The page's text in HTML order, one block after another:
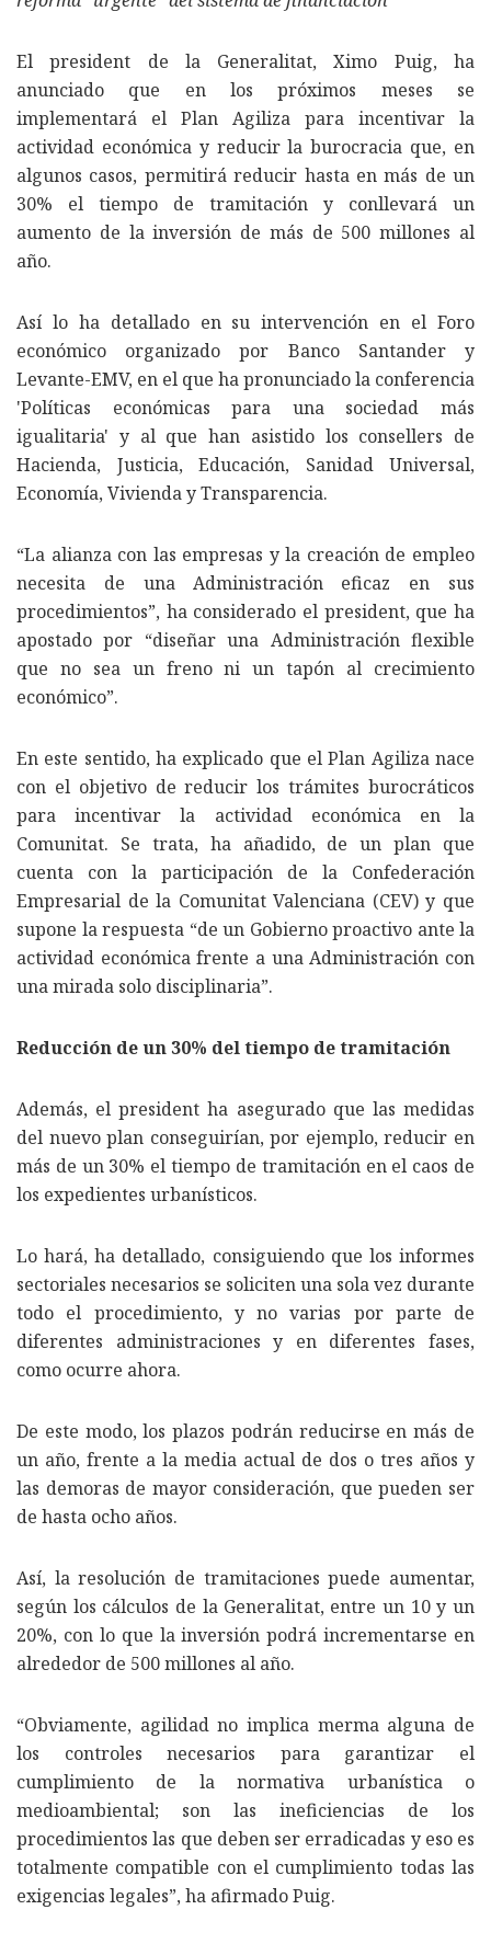
El president de la Generalitat, Ximo Puig, ha
anunciado que en los próximos meses se
implementará el Plan Agiliza para incentivar la
actividad económica y reducir la burocracia que, en
algunos casos, permitirá reducir hasta en más de un
30% el tiempo de tramitación y conllevará un
aumento de la inversión de más de 500 millones al
año.
Así lo ha detallado en su intervención en el Foro
económico organizado por Banco Santander y
Levante-EMV, en el que ha pronunciado la conferencia
'Políticas económicas para una sociedad más
igualitaria' y al que han asistido los consellers de
Hacienda, Justicia, Educación, Sanidad Universal,
Economía, Vivienda y Transparencia.
“La alianza con las empresas y la creación de empleo
necesita de una Administración eficaz en sus
procedimientos”, ha considerado el president, que ha
apostado por “diseñar una Administración flexible
que no sea un freno ni un tapón al crecimiento
económico”.
En este sentido, ha explicado que el Plan Agiliza nace
con el objetivo de reducir los trámites burocráticos
para incentivar la actividad económica en la
Comunitat. Se trata, ha añadido, de un plan que
cuenta con la participación de la Confederación
Empresarial de la Comunitat Valenciana (CEV) y que
supone la respuesta “de un Gobierno proactivo ante la
actividad económica frente a una Administración con
una mirada solo disciplinaria”.
Reducción de un 30% del tiempo de tramitación
Además, el president ha asegurado que las medidas
del nuevo plan conseguirían, por ejemplo, reducir en
más de un 30% el tiempo de tramitación en el caos de
los expedientes urbanísticos.
Lo hará, ha detallado, consiguiendo que los informes
sectoriales necesarios se soliciten una sola vez durante
todo el procedimiento, y no varias por parte de
diferentes administraciones y en diferentes fases,
como ocurre ahora.
De este modo, los plazos podrán reducirse en más de
un año, frente a la media actual de dos o tres años y
las demoras de mayor consideración, que pueden ser
de hasta ocho años.
Así, la resolución de tramitaciones puede aumentar,
según los cálculos de la Generalitat, entre un 10 y un
20%, con lo que la inversión podrá incrementarse en
alrededor de 500 millones al año.
“Obviamente, agilidad no implica merma alguna de
los controles necesarios para garantizar el
cumplimiento de la normativa urbanística o
medioambiental; son las ineficiencias de los
procedimientos las que deben ser erradicadas y eso es
totalmente compatible con el cumplimiento todas las
exigencias legales”, ha afirmado Puig.